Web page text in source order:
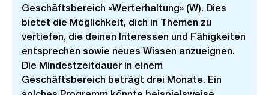
Geschäftsbereich «Werterhaltung» (W). Dies
bietet die Möglichkeit, dich in Themen zu
vertiefen, die deinen Interessen und Fähigkeiten
entsprechen sowie neues Wissen anzueignen.
Die Mindestzeitdauer in einem
Geschäftsbereich beträgt drei Monate. Ein